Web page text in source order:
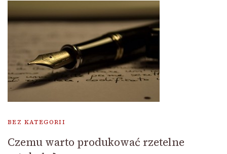
BEZ KATEGORII
Czemu warto produkować rzetelne